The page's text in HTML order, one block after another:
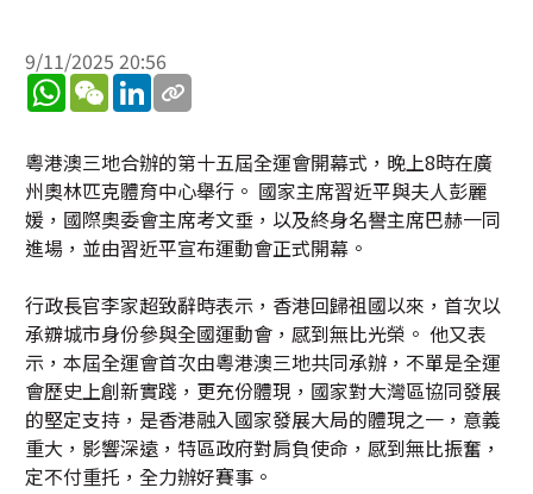
9/11/2025 20:56
WhatsApp
WeChatLinkedIn
粵港澳三地合辦的第十五屆全運會開幕式，晚上8時在廣
州奧林匹克體育中心舉行。 國家主席習近平與夫人彭麗
媛，國際奧委會主席考文垂，以及終身名譽主席巴赫一同
進場，並由習近平宣布運動會正式開幕。
行政長官李家超致辭時表示，香港回歸祖國以來，首次以
承辧城市身份參與全國運動會，感到無比光榮。 他又表
示，本屆全運會首次由粵港澳三地共同承辦，不單是全運
會歷史上創新實踐，更充份體現，國家對大灣區協同發展
的堅定支持，是香港融入國家發展大局的體現之一，意義
重大，影響深遠，特區政府對肩負使命，感到無比振奮，
定不付重托，全力辦好賽事。